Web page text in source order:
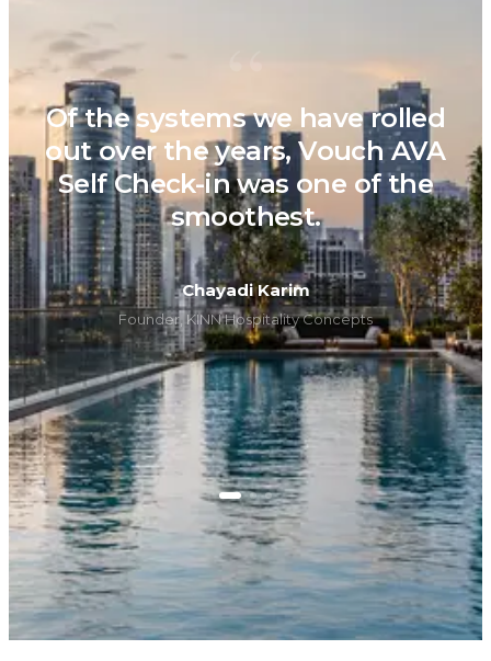
“
Of the systems we have rolled
out over the years, Vouch AVA
Self Check-in was one of the
smoothest.
Chayadi Karim
Founder, KINN Hospitality Concepts